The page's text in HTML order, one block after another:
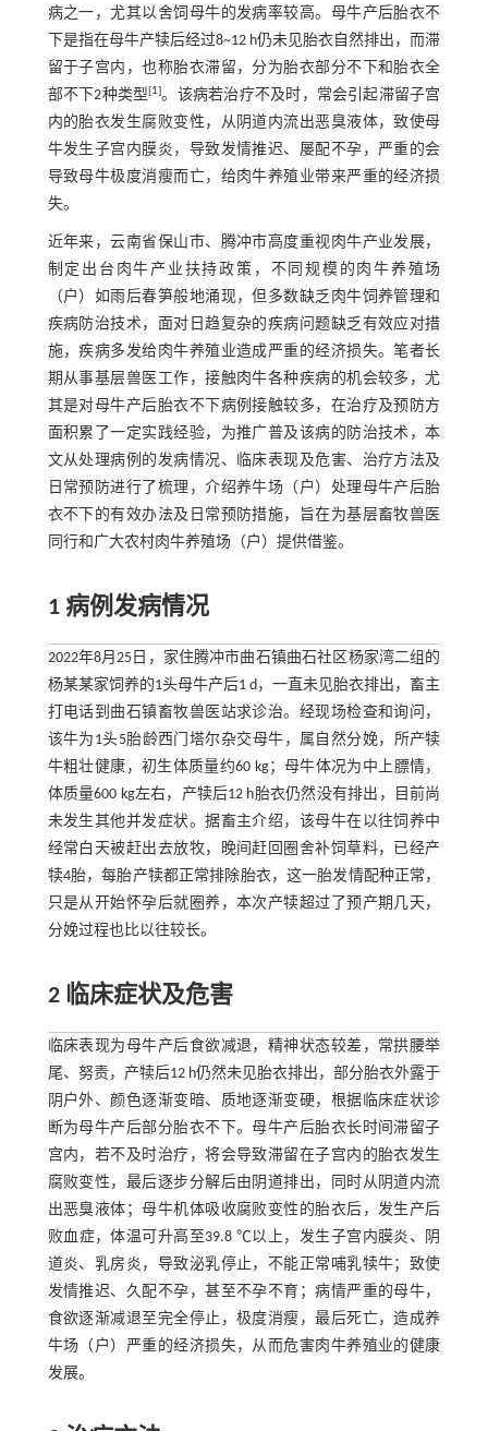
病之一，尤其以舍饲母牛的发病率较高。母牛产后胎衣不
下是指在母牛产犊后经过8~12 h仍未见胎衣自然排出，而滞
留于子宫内，也称胎衣滞留，分为胎衣部分不下和胎衣全
部不下2种类型[1]。该病若治疗不及时，常会引起滞留子宫
内的胎衣发生腐败变性，从阴道内流出恶臭液体，致使母
牛发生子宫内膜炎，导致发情推迟、屡配不孕，严重的会
导致母牛极度消瘦而亡，给肉牛养殖业带来严重的经济损
失。
近年来，云南省保山市、腾冲市高度重视肉牛产业发展，
制定出台肉牛产业扶持政策，不同规模的肉牛养殖场
（户）如雨后春笋般地涌现，但多数缺乏肉牛饲养管理和
疾病防治技术，面对日趋复杂的疾病问题缺乏有效应对措
施，疾病多发给肉牛养殖业造成严重的经济损失。笔者长
期从事基层兽医工作，接触肉牛各种疾病的机会较多，尤
其是对母牛产后胎衣不下病例接触较多，在治疗及预防方
面积累了一定实践经验，为推广普及该病的防治技术，本
文从处理病例的发病情况、临床表现及危害、治疗方法及
日常预防进行了梳理，介绍养牛场（户）处理母牛产后胎
衣不下的有效办法及日常预防措施，旨在为基层畜牧兽医
同行和广大农村肉牛养殖场（户）提供借鉴。
1 病例发病情况
2022年8月25日，家住腾冲市曲石镇曲石社区杨家湾二组的
杨某某家饲养的1头母牛产后1 d，一直未见胎衣排出，畜主
打电话到曲石镇畜牧兽医站求诊治。经现场检查和询问，
该牛为1头5胎龄西门塔尔杂交母牛，属自然分娩，所产犊
牛粗壮健康，初生体质量约60 kg；母牛体况为中上膘情，
体质量600 kg左右，产犊后12 h胎衣仍然没有排出，目前尚
未发生其他并发症状。据畜主介绍，该母牛在以往饲养中
经常白天被赶出去放牧，晚间赶回圈舍补饲草料，已经产
犊4胎，每胎产犊都正常排除胎衣，这一胎发情配种正常，
只是从开始怀孕后就圈养，本次产犊超过了预产期几天，
分娩过程也比以往较长。
2 临床症状及危害
临床表现为母牛产后食欲减退，精神状态较差，常拱腰举
尾、努责，产犊后12 h仍然未见胎衣排出，部分胎衣外露于
阴户外、颜色逐渐变暗、质地逐渐变硬，根据临床症状诊
断为母牛产后部分胎衣不下。母牛产后胎衣长时间滞留子
宫内，若不及时治疗，将会导致滞留在子宫内的胎衣发生
腐败变性，最后逐步分解后由阴道排出，同时从阴道内流
出恶臭液体；母牛机体吸收腐败变性的胎衣后，发生产后
败血症，体温可升高至39.8 ℃以上，发生子宫内膜炎、阴
道炎、乳房炎，导致泌乳停止，不能正常哺乳犊牛；致使
发情推迟、久配不孕，甚至不孕不育；病情严重的母牛，
食欲逐渐减退至完全停止，极度消瘦，最后死亡，造成养
牛场（户）严重的经济损失，从而危害肉牛养殖业的健康
发展。